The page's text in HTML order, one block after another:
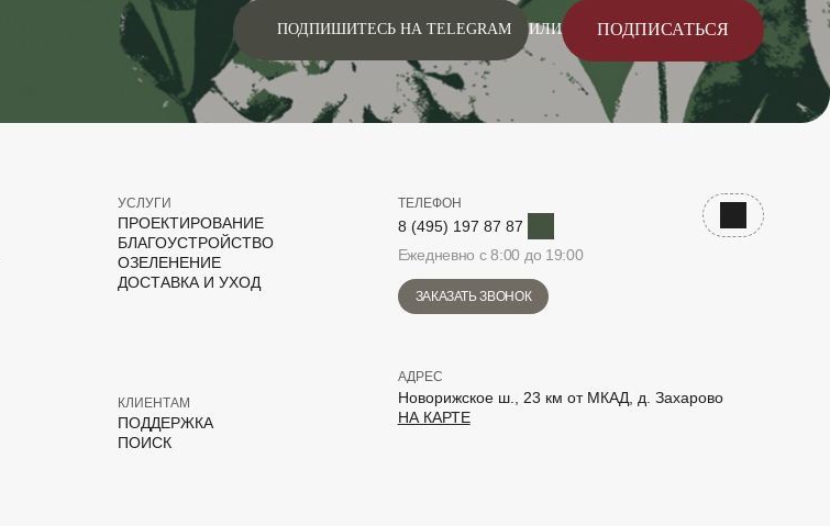
ПОДПИШИТЕСЬ НА TELEGRAM ИЛИ ПОДПИСАТЬСЯ
УСЛУГИ
ПРОЕКТИРОВАНИЕ
БЛАГОУСТРОЙСТВО
ОЗЕЛЕНЕНИЕ
ДОСТАВКА И УХОД
КЛИЕНТАМ
ПОДДЕРЖКА
ПОИСК
АДРЕС
Новорижское ш., 23 км от МКАД, д. Захарово
НА КАРТЕ
ТЕЛЕФОН
8 (495) 197 87 87
Ежедневно с 8:00 до 19:00
ЗАКАЗАТЬ ЗВОНОК
Наверх